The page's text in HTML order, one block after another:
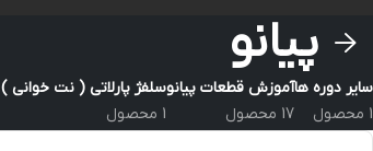
پیانو
سایر دوره ها
1 محصول
آموزش قطعات پیانو
17 محصول
سلفژ پارلاتی ( نت خوانی )
1 محصول